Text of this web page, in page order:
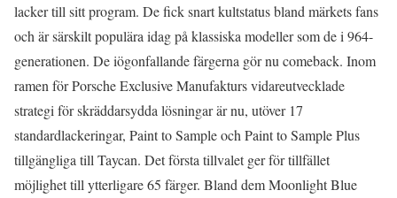
lacker till sitt program. De fick snart kultstatus bland märkets fans
och är särskilt populära idag på klassiska modeller som de i 964-
generationen. De iögonfallande färgerna gör nu comeback. Inom
ramen för Porsche Exclusive Manufakturs vidareutvecklade
strategi för skräddarsydda lösningar är nu, utöver 17
standardlackeringar, Paint to Sample och Paint to Sample Plus
tillgängliga till Taycan. Det första tillvalet ger för tillfället
möjlighet till ytterligare 65 färger. Bland dem Moonlight Blue